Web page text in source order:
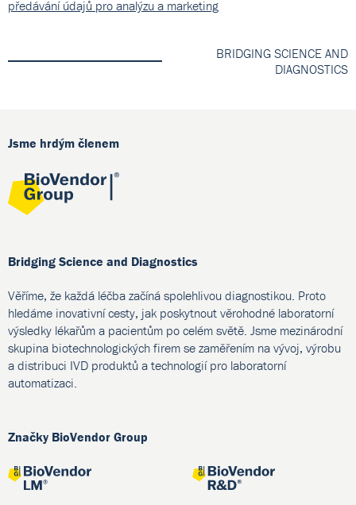
předávání údajů pro analýzu a marketing
BRIDGING SCIENCE AND
DIAGNOSTICS
Jsme hrdým členem
Bridging Science and Diagnostics
Věříme, že každá léčba začíná spolehlivou diagnostikou. Proto
hledáme inovativní cesty, jak poskytnout věrohodné laboratorní
výsledky lékařům a pacientům po celém světě. Jsme mezinárodní
skupina biotechnologických firem se zaměřením na vývoj, výrobu
a distribuci IVD produktů a technologií pro laboratorní
automatizaci.
Značky BioVendor Group